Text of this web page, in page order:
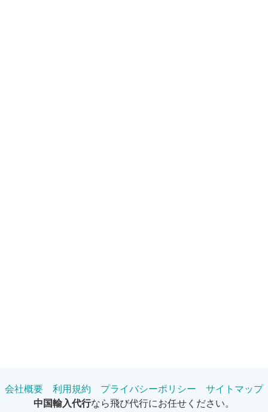
会社概要 利用規約 プライバシーポリシー
サイトマップ
中国輸入代行なら飛び代行にお任せください。